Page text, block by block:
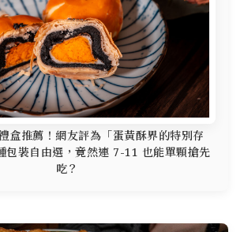
推薦！網友評為「蛋黃酥界的特別存
包裝自由選，竟然連 7-11 也能單顆搶先
吃？